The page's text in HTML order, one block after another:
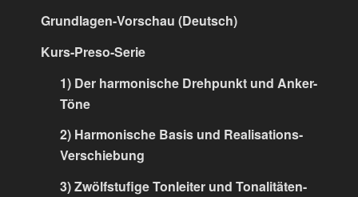
Grundlagen-Vorschau (Deutsch)
Kurs-Preso-Serie
1) Der harmonische Drehpunkt und Anker-
Töne
2) Harmonische Basis und Realisations-
Verschiebung
3) Zwölfstufige Tonleiter und Tonalitäten-